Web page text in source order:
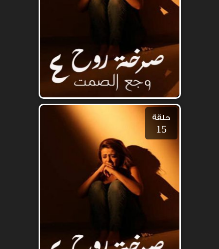
حلقة
15